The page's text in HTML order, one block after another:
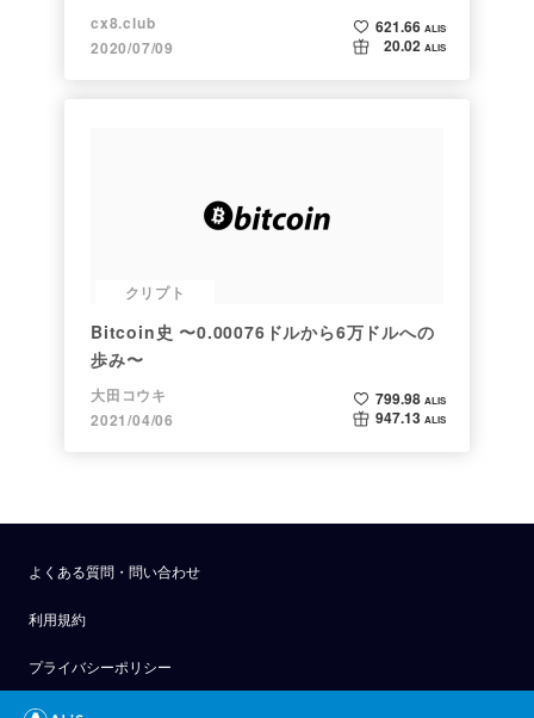
cx8.club
2020/07/09
621.66 ALIS
20.02 ALIS
クリプト
Bitcoin史 〜0.00076ドルから6万ドルへの
歩み〜
大田コウキ
2021/04/06
799.98 ALIS
947.13 ALIS
よくある質問・問い合わせ
利用規約
プライバシーポリシー